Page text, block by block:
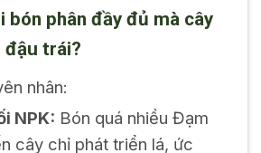
bón phân đầy đủ mà cây
đậu trái?
nhân:
NPK: Bón quá nhiều Đạm
cây chỉ phát triển lá, ức